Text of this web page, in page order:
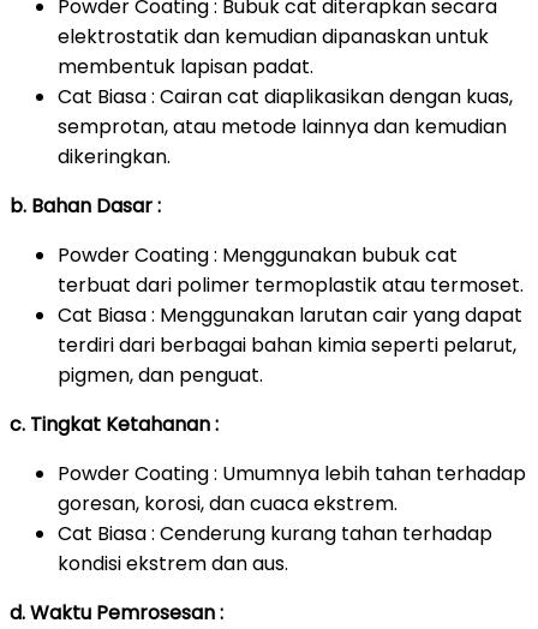
Powder Coating : Bubuk cat diterapkan secara
elektrostatik dan kemudian dipanaskan untuk
membentuk lapisan padat.
Cat Biasa : Cairan cat diaplikasikan dengan kuas,
semprotan, atau metode lainnya dan kemudian
dikeringkan.
b. Bahan Dasar :
Powder Coating : Menggunakan bubuk cat
terbuat dari polimer termoplastik atau termoset.
Cat Biasa : Menggunakan larutan cair yang dapat
terdiri dari berbagai bahan kimia seperti pelarut,
pigmen, dan penguat.
c. Tingkat Ketahanan :
Powder Coating : Umumnya lebih tahan terhadap
goresan, korosi, dan cuaca ekstrem.
Cat Biasa : Cenderung kurang tahan terhadap
kondisi ekstrem dan aus.
d. Waktu Pemrosesan :